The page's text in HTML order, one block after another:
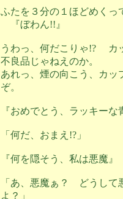
ふたを３分の１ほどめく
『ぼわん!!』
うわっ、何だこりゃ!? カ
不良品じゃねえのか。
あれっ、煙の向こう、カッ
ぞ。
『おめでとう、ラッキーな
「何だ、おまえ!?」
『何を隠そう、私は悪魔』
「あ、悪魔ぁ？ どうして
よ？」